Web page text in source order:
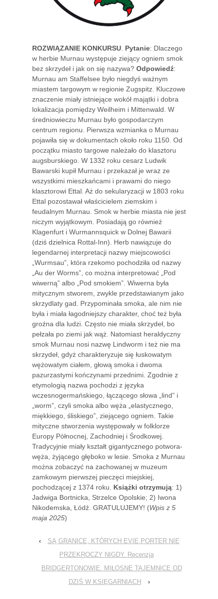
ROZWIĄZANIE KONKURSU. Pytanie: Dlaczego
w herbie Murnau występuje ziejący ogniem smok
bez skrzydeł i jak on się nazywa? Odpowiedź:
Murnau am Staffelsee było niegdyś ważnym
miastem targowym w regionie Zugspitz. Kluczowe
znaczenie miały istniejące wokół majątki i dobra
lokalizacja pomiędzy Weilheim i Mittenwald. W
średniowieczu Murnau było gospodarczym
centrum regionu. Pierwsza wzmianka o Murnau
pojawiła się w dokumentach około roku 1150. Od
początku miasto targowe należało do klasztoru
augsburskiego. W 1332 roku cesarz Ludwik
Bawarski kupił Murnau i przekazał je wraz ze
wszystkimi mieszkańcami i prawami do niego
klasztorowi Ettal. Aż do sekularyzacji w 1803 roku
Ettal pozostawał właścicielem ziemskim i
feudalnym Murnau. Smok w herbie miasta nie jest
niczym wyjątkowym. Posiadają go również
Klagenfurt i Wurmannsquick w Dolnej Bawarii
(dziś dzielnica Rottal-Inn). Herb nawiązuje do
legendarnej interpretacji nazwy miejscowości
„Wurmsau”, która rzekomo pochodziła od nazwy
„Au der Worms”, co można interpretować „Pod
wiwerną” albo „Pod smokiem”. Wiwerna była
mitycznym stworem, zwykle przedstawianym jako
skrzydlaty gad. Przypominała smoka, ale nim nie
była i miała łagodniejszy charakter, choć też była
groźna dla ludzi. Często nie miała skrzydeł, bo
pełzała po ziemi jak wąż. Natomiast heraldyczny
smok Murnau nosi nazwę Lindworm i też nie ma
skrzydeł, gdyż charakteryzuje się łuskowatym
wężowatym ciałem, głową smoka i dwoma
pazurzastymi kończynami przednimi. Zgodnie z
etymologią nazwa pochodzi z języka
wczesnogermańskiego, łączącego słowa „lind” i
„worm”, czyli smoka albo węża „elastycznego,
miękkiego, śliskiego”, ziejącego ogniem. Takie
mityczne stworzenia występowały w folklorze
Europy Północnej, Zachodniej i Środkowej.
Tradycyjnie miały kształt gigantycznego potwora-
węża, żyjącego głęboko w lesie. Smoka z Murnau
można zobaczyć na zachowanej w muzeum
zamkowym pierwszej pieczęci miejskiej,
pochodzącej z 1374 roku. Książki otrzymują: 1)
Jadwiga Bortnicka, Strzelce Opolskie; 2) Iwona
Nikodemska, Łódź. GRATULUJEMY! (Wpis z 5
maja 2025)
‹
SĄ GRANICE, KTÓRYCH EVIE PORTER NIE
PRZEKROCZY NIGDY. Recenzja
BRIDGERTONOWIE. MIŁOSNE TAJEMNICE OD
DZIŚ W KSIĘGARNIACH
›